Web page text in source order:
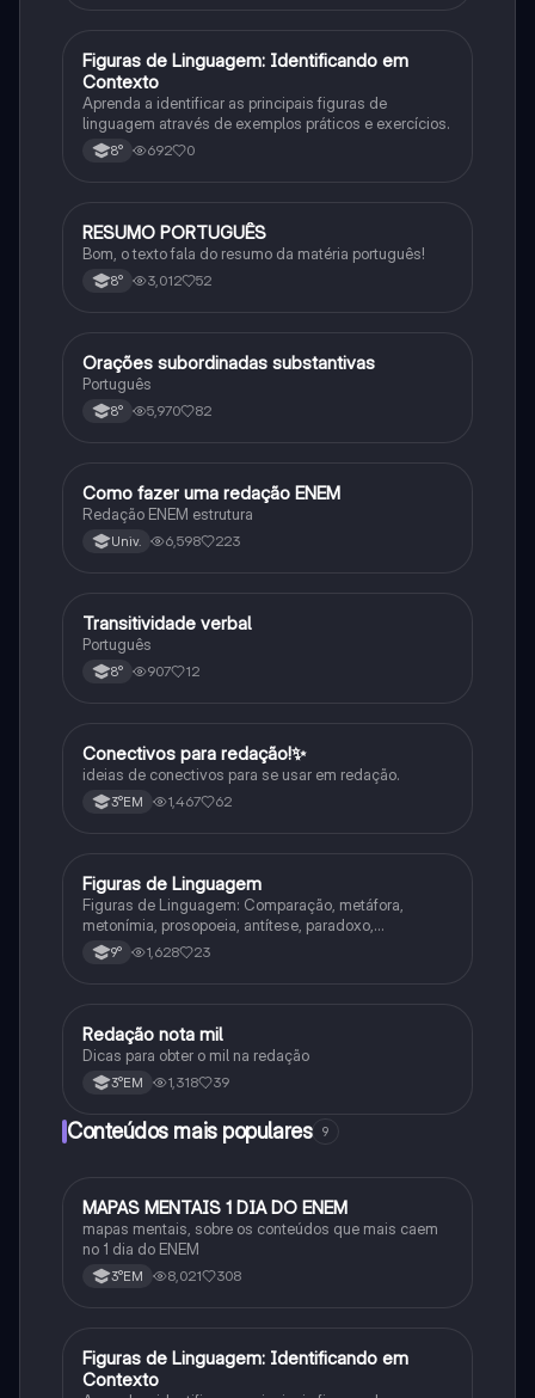
FPortuguês
Figuras de Linguagem: Identificando em
Contexto
Aprenda a identificar as principais figuras de
linguagem através de exemplos práticos e exercícios.
8° 692 0
Português
RESUMO PORTUGUÊS
Bom, o texto fala do resumo da matéria português!
8° 3,012 52
Português
Orações subordinadas substantivas
Português
8° 5,970 82
Português
Como fazer uma redação ENEM
Redação ENEM estrutura
Univ. 6,598 223
Português
Transitividade verbal
Português
8° 907 12
Português
Conectivos para redação!✨
ideias de conectivos para se usar em redação.
3°EM 1,467 62
Português
Figuras de Linguagem
Figuras de Linguagem: Comparação, metáfora,
metonímia, prosopoeia, antítese, paradoxo,
eufemismo, hipérbole e onomatopeia
9° 1,628 23
Português
Redação nota mil
Dicas para obter o mil na redação
3°EM 1,318 39
Conteúdos mais populares 9
Português
MAPAS MENTAIS 1 DIA DO ENEM
mapas mentais, sobre os conteúdos que mais caem
no 1 dia do ENEM
3°EM 8,021 308
FPortuguês
Figuras de Linguagem: Identificando em
Contexto